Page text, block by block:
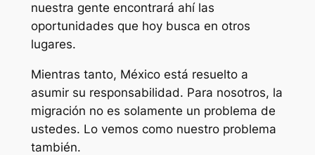
nuestra gente encontrará ahí las
oportunidades que hoy busca en otros
lugares.
Mientras tanto, México está resuelto a
asumir su responsabilidad. Para nosotros, la
migración no es solamente un problema de
ustedes. Lo vemos como nuestro problema
también.